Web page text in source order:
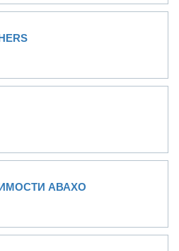
АВАХО